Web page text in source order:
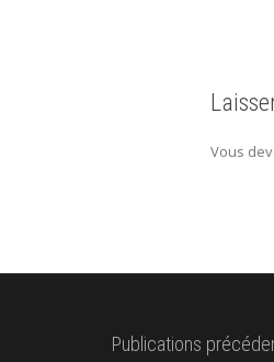
Vous
Publications